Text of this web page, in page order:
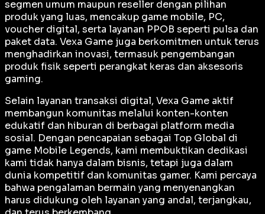
segmen umum maupun reseller dengan pilihan
produk yang luas, mencakup game mobile, PC,
voucher digital, serta layanan PPOB seperti pulsa dan
paket data. Vexa Game juga berkomitmen untuk terus
menghadirkan inovasi, termasuk pengembangan
produk fisik seperti perangkat keras dan aksesoris
gaming.
Selain layanan transaksi digital, Vexa Game aktif
membangun komunitas melalui konten-konten
edukatif dan hiburan di berbagai platform media
sosial. Dengan pencapaian sebagai Top Global di
game Mobile Legends, kami membuktikan dedikasi
kami tidak hanya dalam bisnis, tetapi juga dalam
dunia kompetitif dan komunitas gamer. Kami percaya
bahwa pengalaman bermain yang menyenangkan
harus didukung oleh layanan yang andal, terjangkau,